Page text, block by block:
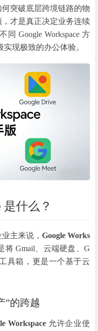
突破底层跨境链路的物
才是真正决定业务连续
Google Workspace 方
现极致的办公体验。
是什么？
主来说， Google Works
将 Gmail、云端硬盘、G
具箱，更是一个基于云
”的跨越
Workspace允许企业使